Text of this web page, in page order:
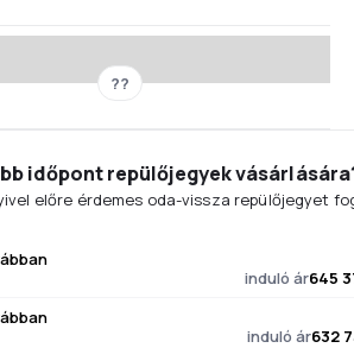
??
időpont repülőjegyek
előre érdemes oda-vissza repülőjegyet
induló ár645
induló ár632